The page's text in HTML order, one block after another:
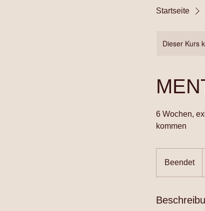
Startseite
Dieser Kurs
6 Wochen,
kommen
BeendetB
n